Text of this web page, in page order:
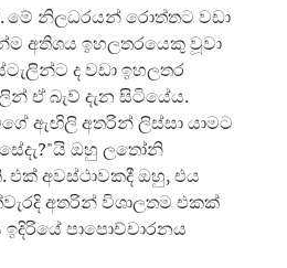
මේ නිලධරයන් රොත්තට වඩා
අතිශය ඉහලතරයෙකු වූවා
ද වඩා ඉහලතර
ඒ බැව් දැන සිටියේය.
ඇඟිලි අතරින් ලිස්සා යාමට
ඔහු ලතෝනි
අවස්ථාවකදී ඔහු, එය
අතරින් විශාලතම එකක්
පාපොච්චාරනය